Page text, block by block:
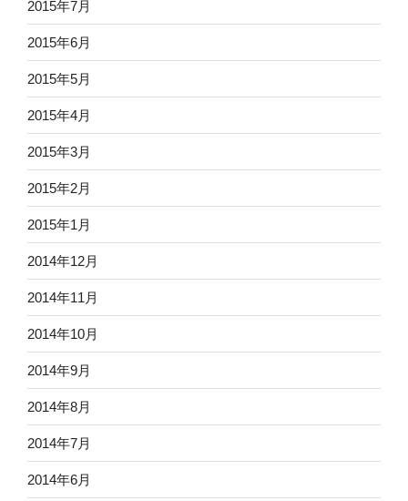
2015年7月
2015年6月
2015年5月
2015年4月
2015年3月
2015年2月
2015年1月
2014年12月
2014年11月
2014年10月
2014年9月
2014年8月
2014年7月
2014年6月